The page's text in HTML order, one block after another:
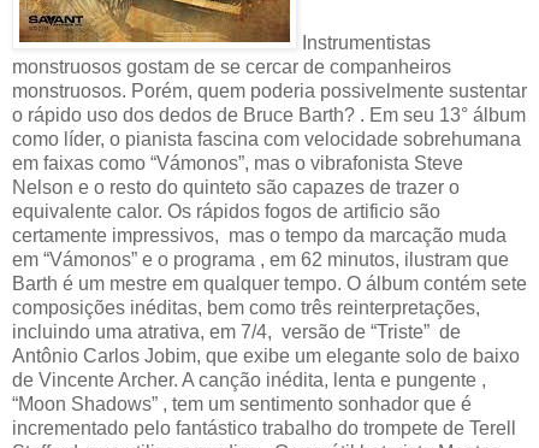
Instrumentistas
monstruosos gostam de se cercar de companheiros
monstruosos. Porém, quem poderia possivelmente sustentar
o rápido uso dos dedos de Bruce Barth? . Em seu 13° álbum
como líder, o pianista fascina com velocidade sobrehumana
em faixas como “Vámonos”, mas o vibrafonista Steve
Nelson e o resto do quinteto são capazes de trazer o
equivalente calor. Os rápidos fogos de artificio são
certamente impressivos, mas o tempo da marcação muda
em “Vámonos” e o programa , em 62 minutos, ilustram que
Barth é um mestre em qualquer tempo. O álbum contém sete
composições inéditas, bem como três reinterpretações,
incluindo uma atrativa, em 7/4, versão de “Triste” de
Antônio Carlos Jobim, que exibe um elegante solo de baixo
de Vincente Archer. A canção inédita, lenta e pungente ,
“Moon Shadows” , tem um sentimento sonhador que é
incrementado pelo fantástico trabalho do trompete de Terell